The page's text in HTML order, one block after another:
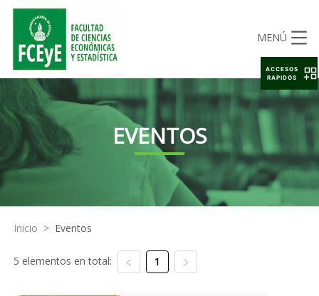
MENÚ
EVENTOS
Inicio > Eventos
5 elementos en total: 1
ACCESOS
RAPIDOS